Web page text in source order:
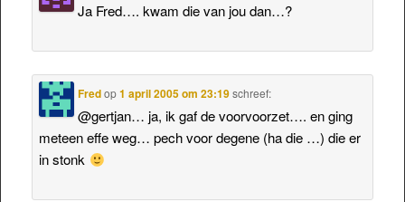
Ja Fred…. kwam die van jou dan…?
Fredop1 april 2005 om 23:19 schreef:
@gertjan… ja, ik gaf de voorvoorzet…. en ging
meteen effe weg… pech voor degene (ha die …) die er
in stonk